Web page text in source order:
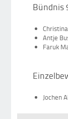
Bündnis
Antje
Faruk
Jochen